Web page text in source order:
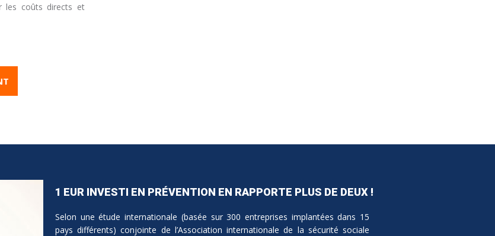
les coûts directs et
1 EUR INVESTI EN PRÉVENTION EN RAPPORTE PLUS DE DEUX !
Selon une étude internationale (basée sur 300 entreprises implantées dans 15
pays différents) conjointe de l’Association internationale de la sécurité sociale